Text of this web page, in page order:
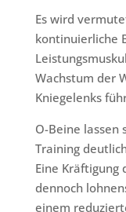
Es wird
kontinuierliche
Wachstum der
Kniegelenks
O-Beine lassen
Training
Eine
dennoch
einem